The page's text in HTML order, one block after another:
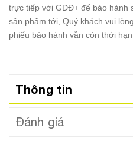
trực tiếp với GDĐ+ để bảo hành
sản phẩm tới, Quý khách vui
phiếu bảo hành vẫn còn thời
Thông tin
Đánh giá